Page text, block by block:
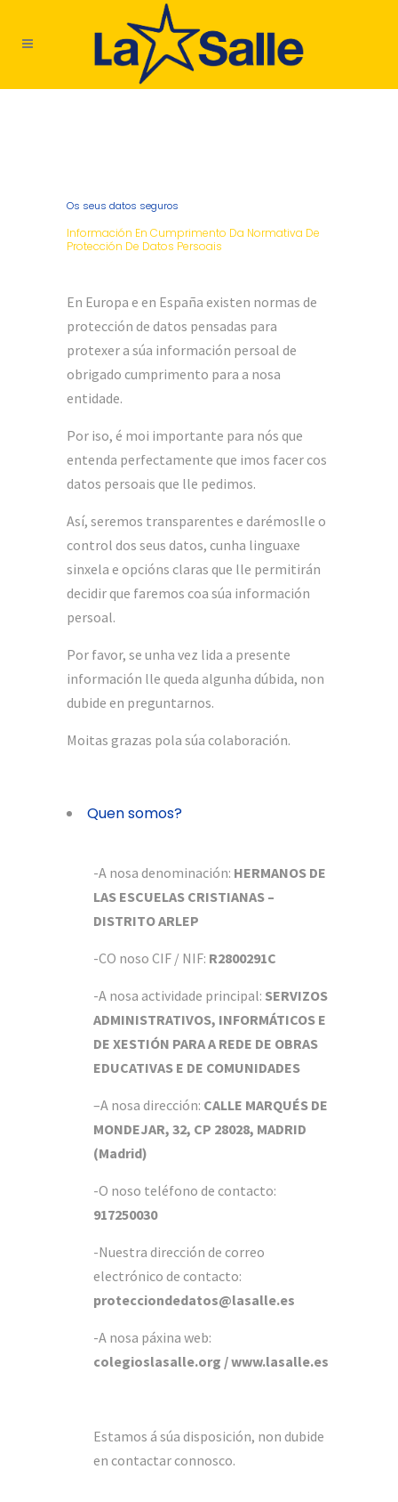
Os seus datos seguros
Información En Cumprimento Da Normativa De
Protección De Datos Persoais
En Europa e en España existen normas de
protección de datos pensadas para
protexer a súa información persoal de
obrigado cumprimento para a nosa
entidade.
Por iso, é moi importante para nós que
entenda perfectamente que imos facer cos
datos persoais que lle pedimos.
Así, seremos transparentes e darémoslle o
control dos seus datos, cunha linguaxe
sinxela e opcións claras que lle permitirán
decidir que faremos coa súa información
persoal.
Por favor, se unha vez lida a presente
información lle queda algunha dúbida, non
dubide en preguntarnos.
Moitas grazas pola súa colaboración.
Quen somos?
-A nosa denominación: HERMANOS DE
LAS ESCUELAS CRISTIANAS –
DISTRITO ARLEP
-CO noso CIF / NIF: R2800291C
-A nosa actividade principal: SERVIZOS
ADMINISTRATIVOS, INFORMÁTICOS E
DE XESTIÓN PARA A REDE DE OBRAS
EDUCATIVAS E DE COMUNIDADES
–A nosa dirección: CALLE MARQUÉS DE
MONDEJAR, 32, CP 28028, MADRID
(Madrid)
-O noso teléfono de contacto:
917250030
-Nuestra dirección de correo
electrónico de contacto:
protecciondedatos@lasalle.es
-A nosa páxina web:
colegioslasalle.org / www.lasalle.es
Estamos á súa disposición, non dubide
en contactar connosco.